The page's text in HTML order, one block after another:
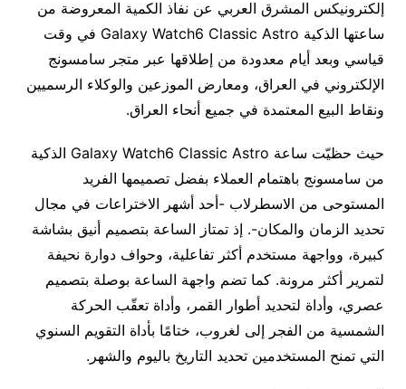
إلكترونيكس المشرق العربي عن نفاذ الكمية المعروضة من
ساعتها الذكية Galaxy Watch6 Classic Astro في وقت
قياسي وبعد أيام معدودة من إطلاقها عبر متجر سامسونج
الإلكتروني في العراق، ومعارض الموزعين والوكلاء الرسميين
ونقاط البيع المعتمدة في جميع أنحاء العراق.
حيث حظيّت ساعة Galaxy Watch6 Classic Astro الذكية
من سامسونج باهتمام العملاء بفضل تصميمها الفريد
المستوحى من الاسطرلاب -أحد أشهر الاختراعات في مجال
تحديد الزمان والمكان-. إذ تمتاز الساعة بتصميم أنيق بشاشة
كبيرة، وواجهة مستخدم أكثر تفاعلية، وحواف دوارة نحيفة
لتمرير أكثر مرونة. كما تضم واجهة الساعة بوصلة بتصميم
عصري، وأداة لتحديد أطوار القمر، وأداة تعقّب الحركة
الشمسية من الفجر إلى لغروب، ختامًا بأداة التقويم السنوي
التي تمنح المستخدمين تحديد التاريخ باليوم والشهر.